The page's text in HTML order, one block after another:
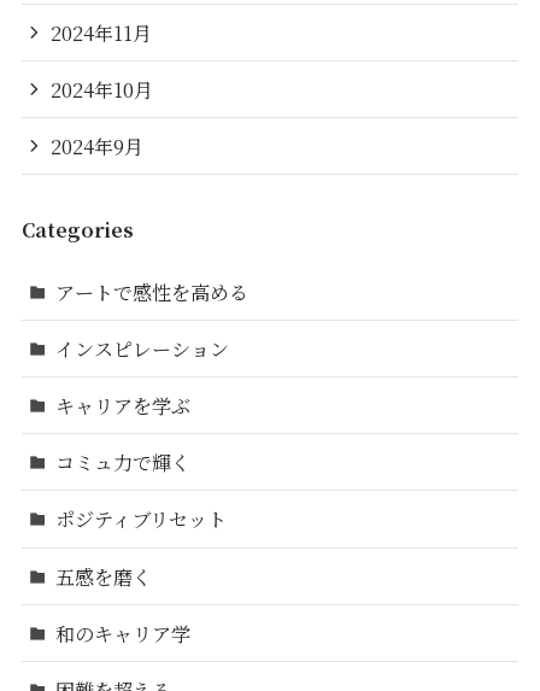
2024年11月
2024年10月
2024年9月
Categories
アートで感性を高める
インスピレーション
キャリアを学ぶ
コミュ力で輝く
ポジティブリセット
五感を磨く
和のキャリア学